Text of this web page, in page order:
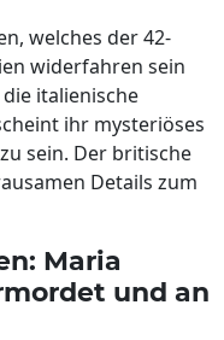
welches der 42-
widerfahren sein
italienische
ihr mysteriöses
sein. Der britische
Details zum
Maria
und an